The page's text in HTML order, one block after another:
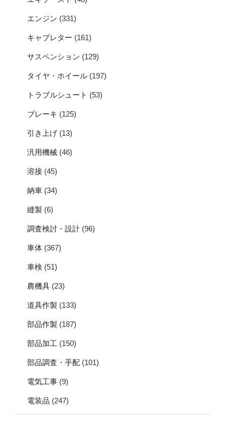
エンジン (331)
キャブレター (161)
サスペンション (129)
タイヤ・ホイール (197)
トラブルシュート (53)
ブレーキ (125)
引き上げ (13)
汎用機械 (46)
溶接 (45)
納車 (34)
縫製 (6)
調査検討・設計 (96)
車体 (367)
車検 (51)
農機具 (23)
道具作製 (133)
部品作製 (187)
部品加工 (150)
部品調査・手配 (101)
電気工事 (9)
電装品 (247)